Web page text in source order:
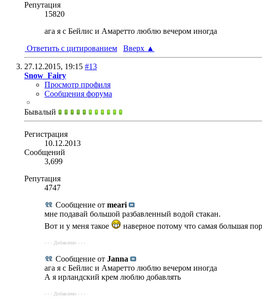
Репутация
15820
ага я с Бейлис и Амаретто люблю вечером иногда
Ответить с цитированием
Вверх ▲
27.12.2015, 19:15 #13
Snow_Fairy
Просмотр профиля
Сообщения форума
Бывалый
Регистрация
10.12.2013
Сообщений
3,699
Репутация
4747
Сообщение от meari
мне подавай большой разбавленный водой стакан.
Вот и у меня такое
наверное потому что самая большая
- - - Добавлено - - -
Сообщение от Janna
ага я с Бейлис и Амаретто люблю вечером иногда
А я ирландский крем люблю добавлять
- - - Добавлено - - -